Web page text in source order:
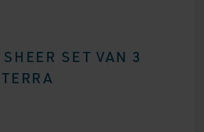
SET VAN 3